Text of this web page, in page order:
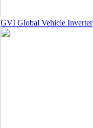
GVI Global Vehicle Inverter